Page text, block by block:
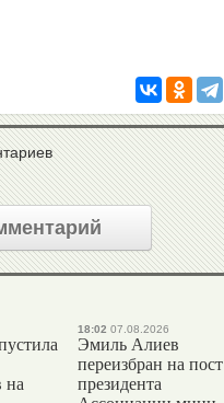
на
18:02 07.08.2026
Эмиль Алиев
переизбран на пост
президента